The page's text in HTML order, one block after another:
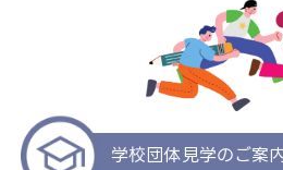
学校団体見学のご案